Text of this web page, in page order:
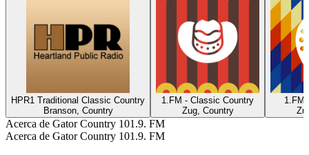
HPR1 Traditional Classic Country
Branson, Country
1.FM - Classic Country
Zug, Country
1.FM
Acerca de Gator Country 101.9. FM
Acerca de Gator Country 101.9. FM